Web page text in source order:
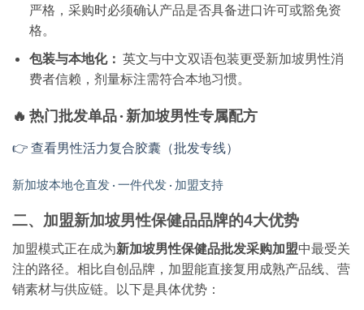
严格，采购时必须确认产品是否具备进口许可或豁免资
格。
包装与本地化： 英文与中文双语包装更受新加坡男性消
费者信赖，剂量标注需符合本地习惯。
🔥 热门批发单品 · 新加坡男性专属配方
👉 查看男性活力复合胶囊（批发专线）
新加坡本地仓直发 · 一件代发 · 加盟支持
二、加盟新加坡男性保健品品牌的4大优势
加盟模式正在成为新加坡男性保健品批发采购加盟中最受关
注的路径。相比自创品牌，加盟能直接复用成熟产品线、营
销素材与供应链。以下是具体优势：